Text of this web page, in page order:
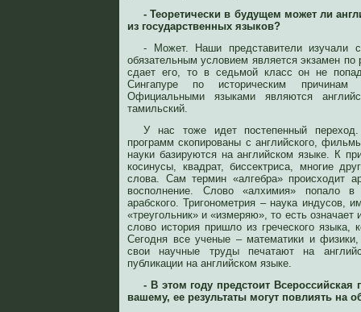
- Теоретически в будущем может ли
из государственных языков?
- Может. Наши представители изучали
обязательным условием является экзамен
сдает его, то в седьмой класс он не
Сингапуре по историческим причинам
Официальными языками являются
тамильский.
У нас тоже идет постепенный переход.
программ скопированы с английского,
науки базируются на английском языке. К
косинусы, квадрат, биссектриса, многие
слова. Сам термин «алгебра» происходит
восполнение. Слово «алхимия» попало
арабского. Тригонометрия – наука индусов,
«треугольник» и «измеряю», то есть означает
слово история пришло из греческого языка,
Сегодня все ученые – математики и
свои научные труды печатают на
публикации на английском языке.
- В этом году предстоит Всероссийская
вашему, ее результаты могут повлиять на